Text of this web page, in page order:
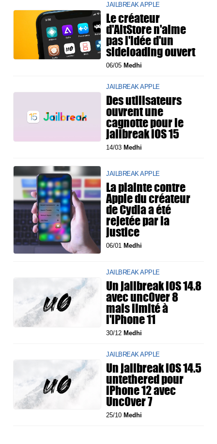
JAILBREAK APPLE
Le créateur
d'AltStore n'aime
pas l'idée d'un
sideloading ouvert
06/05 Medhi
JAILBREAK APPLE
Des utilisateurs
ouvrent une
cagnotte pour le
jailbreak iOS 15
14/03 Medhi
JAILBREAK APPLE
La plainte contre
Apple du créateur
de Cydia a été
rejetée par la
justice
06/01 Medhi
JAILBREAK APPLE
Un jailbreak iOS 14.8
avec unc0ver 8
mais limité à
l'iPhone 11
30/12 Medhi
JAILBREAK APPLE
Un jailbreak iOS 14.5
untethered pour
iPhone 12 avec
Unc0ver 7
25/10 Medhi